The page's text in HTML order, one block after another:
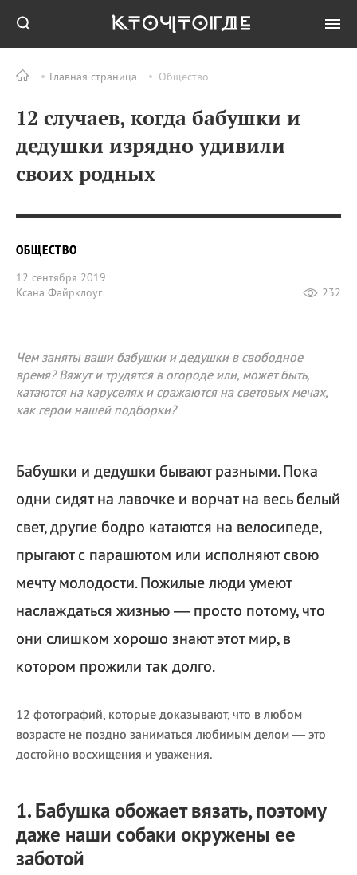
Главная страница Общество
12 случаев, когда бабушки и
дедушки изрядно удивили
своих родных
ОБЩЕСТВО
12 сентября 2019
Ксана Файрклоуг
232
Чем заняты ваши бабушки и дедушки в свободное
время? Вяжут и трудятся в огороде или, может быть,
катаются на каруселях и сражаются на световых мечах,
как герои нашей подборки?
Бабушки и дедушки бывают разными. Пока
одни сидят на лавочке и ворчат на весь белый
свет, другие бодро катаются на велосипеде,
прыгают с парашютом или исполняют свою
мечту молодости. Пожилые люди умеют
наслаждаться жизнью — просто потому, что
они слишком хорошо знают этот мир, в
котором прожили так долго.
12 фотографий, которые доказывают, что в любом
возрасте не поздно заниматься любимым делом — это
достойно восхищения и уважения.
1. Бабушка обожает вязать, поэтому
даже наши собаки окружены ее
заботой